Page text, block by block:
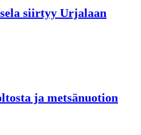
siirtyy Urjalaan
ja metsänuotion